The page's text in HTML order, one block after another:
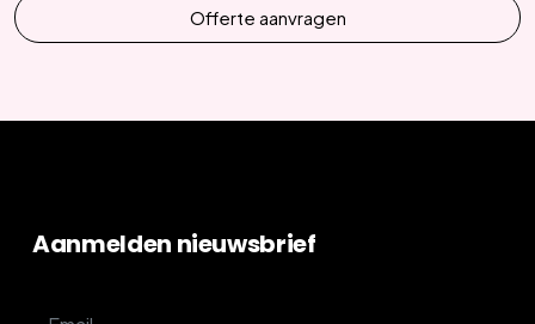
Offerte aanvragen
Aanmelden nieuwsbrief